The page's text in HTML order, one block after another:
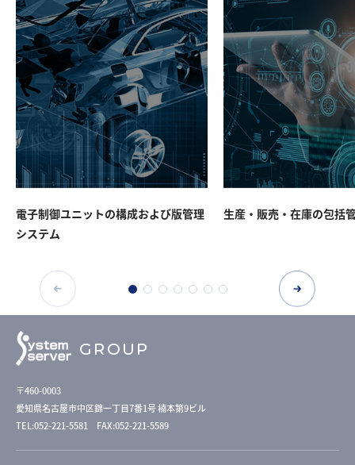
電子制御ユニットの構成および版管理
システム
生産・販売・在庫の包括
GROUP
〒460-0003
愛知県名古屋市中区錦一丁目7番1号 楠本第9ビル
TEL:052-221-5581 FAX:052-221-5589